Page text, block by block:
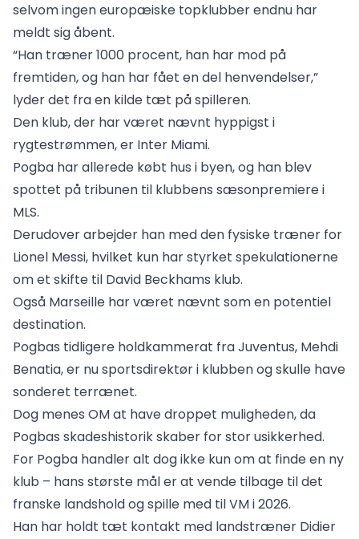
selvom ingen europæiske topklubber endnu har
meldt sig åbent.
“Han træner 1000 procent, han har mod på
fremtiden, og han har fået en del henvendelser,”
lyder det fra en kilde tæt på spilleren.
Den klub, der har været nævnt hyppigst i
rygtestrømmen, er Inter Miami.
Pogba har allerede købt hus i byen, og han blev
spottet på tribunen til klubbens sæsonpremiere i
MLS.
Derudover arbejder han med den fysiske træner for
Lionel Messi, hvilket kun har styrket spekulationerne
om et skifte til David Beckhams klub.
Også Marseille har været nævnt som en potentiel
destination.
Pogbas tidligere holdkammerat fra Juventus, Mehdi
Benatia, er nu sportsdirektør i klubben og skulle have
sonderet terrænet.
Dog menes OM at have droppet muligheden, da
Pogbas skadeshistorik skaber for stor usikkerhed.
For Pogba handler alt dog ikke kun om at finde en ny
klub – hans største mål er at vende tilbage til det
franske landshold og spille med til VM i 2026.
Han har holdt tæt kontakt med landstræner Didier